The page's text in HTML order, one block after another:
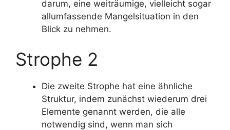
darum, eine weiträumige, vielleicht sogar
allumfassende Mangelsituation in den
Blick zu nehmen.
Strophe 2
Die zweite Strophe hat eine ähnliche
Struktur, indem zunächst wiederum drei
Elemente genannt werden, die alle
notwendig sind, wenn man sich